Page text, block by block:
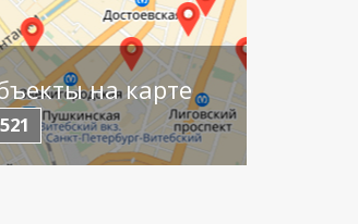
на карте